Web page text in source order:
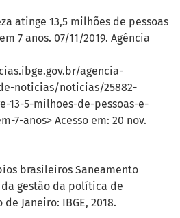
atinge 13,5 milhões de pessoas
7 anos. 07/11/2019. Agência
agencia-
noticias/noticias/25882-
13-5-milhoes-de-pessoas-e-
7-anos> Acesso em: 20 nov.
brasileiros Saneamento
gestão da política de
Janeiro: IBGE, 2018.